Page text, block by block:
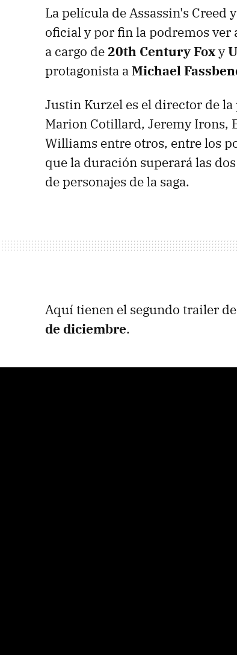
La película de Assassin's Creed
oficial y por fin la podremos
a cargo de20th Century Foxy
protagonista aMichael
Justin Kurzel es el director de
Marion Cotillard, Jeremy Irons,
Williams entre otros, entre los
que la duración superará las
de personajes de la saga.
Aquí tienen el segundo trailer
de diciembre.